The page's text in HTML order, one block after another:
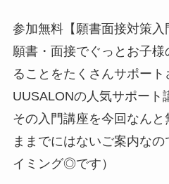
参加無料【願書面接対策入
願書・面接でぐっとお子
ることをたくさんサポー
UUSALONの人気サポート
その入門講座を今回なん
ままでにはないご案内な
イミング◎です）